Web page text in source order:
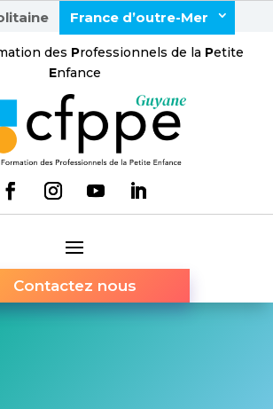
France d’outre-Mer
des Professionnels de la Petite
Enfance
Contactez nous